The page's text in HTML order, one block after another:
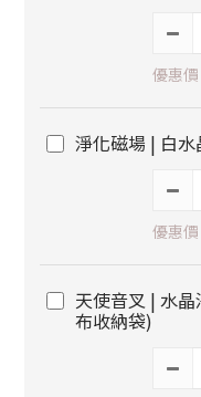
優惠
淨化磁場 | 白
優惠
天使音叉 | 水
布收納袋)